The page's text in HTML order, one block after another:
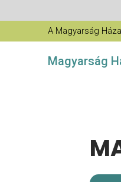
A Magyarság
Magyarság